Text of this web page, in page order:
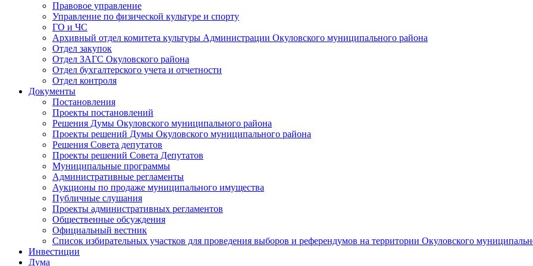
Правовое управление
Управление по физической культуре и спорту
ГО и ЧС
Архивный отдел комитета культуры Администрации Окуловского муниципального района
Отдел закупок
Отдел ЗАГС Окуловского района
Отдел бухгалтерского учета и отчетности
Отдел контроля
Документы
Постановления
Проекты постановлений
Решения Думы Окуловского муниципального района
Проекты решений Думы Окуловского муниципального района
Решения Совета депутатов
Проекты решений Совета Депутатов
Муниципальные программы
Административные регламенты
Аукционы по продаже муниципального имущества
Публичные слушания
Проекты административных регламентов
Общественные обсуждения
Официальный вестник
Список избирательных участков для проведения выборов и референдумов на территории Окуловского
Инвестиции
Дума